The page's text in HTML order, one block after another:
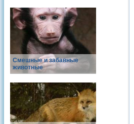
Смешные и забавные
животные